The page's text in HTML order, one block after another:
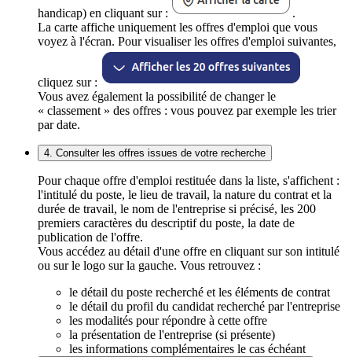
handicap) en cliquant sur :
.
La carte affiche uniquement les offres d'emploi que vous
voyez à l'écran. Pour visualiser les offres d'emploi suivantes,
cliquez sur :
Vous avez également la possibilité de changer le
« classement » des offres : vous pouvez par exemple les trier
par date.
4. Consulter les offres issues de votre recherche
Pour chaque offre d'emploi restituée dans la liste, s'affichent :
l'intitulé du poste, le lieu de travail, la nature du contrat et la
durée de travail, le nom de l'entreprise si précisé, les 200
premiers caractères du descriptif du poste, la date de
publication de l'offre.
Vous accédez au détail d'une offre en cliquant sur son intitulé
ou sur le logo sur la gauche. Vous retrouvez :
le détail du poste recherché et les éléments de contrat
le détail du profil du candidat recherché par l'entreprise
les modalités pour répondre à cette offre
la présentation de l'entreprise (si présente)
les informations complémentaires le cas échéant